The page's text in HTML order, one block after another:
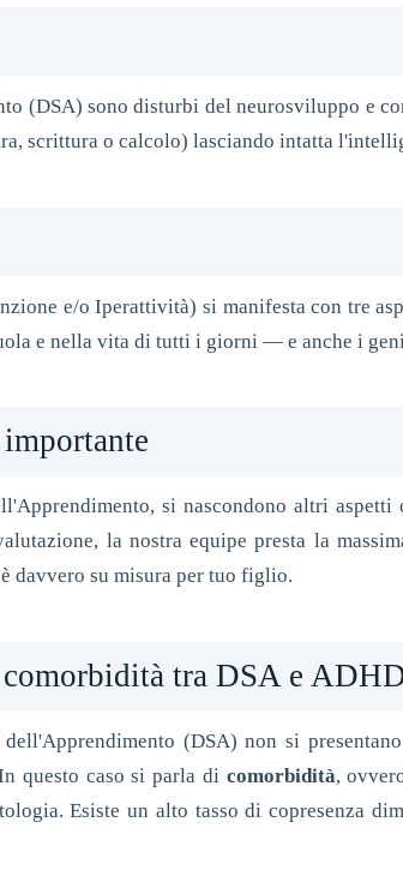
(DSA) sono disturbi del neurosviluppo e
scrittura o calcolo) lasciando intatta
e/o Iperattività) si manifesta con tre
e nella vita di tutti i giorni — e anche i
si nascondono altri
la nostra equipe presta la
davvero su misura per tuo figlio.
tra DSA e
(DSA) non si
questo caso si parla di comorbidità,
Esiste un alto tasso di copresenza